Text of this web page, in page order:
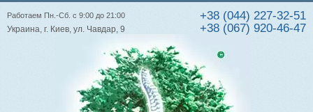
+38 (044) 227-32-51
+38 (067) 920-46-47
Работаем Пн.-Сб. с 9:00 до 21:00
Украина, г. Киев, ул. Чавдар, 9